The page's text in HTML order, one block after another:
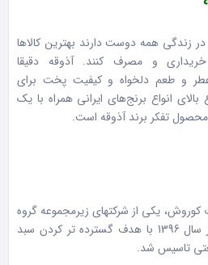
در زندگی همه دوست دارند بهترین کالاها
و مصرف کنند. آذوقه دقیقا
و طعم دلخواه و کیفیت پخت برای
انواع برنج‌های ایرانی همراه با یک
تفکر برند آذوقه است.
یکی از شرکتهای زیرمجموعه گروه
صنعتی گلرنگ می باشد که در سال 1396 با هدف گسترده تر کردن سبد
تاسیس شد.